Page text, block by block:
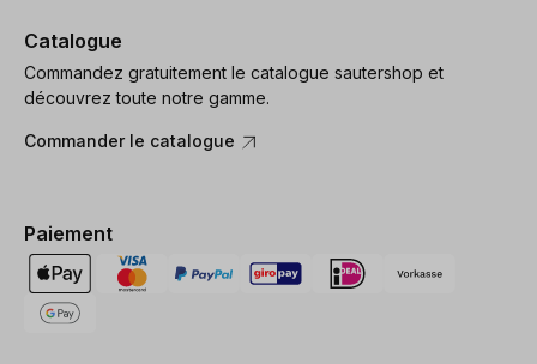
Catalogue
Commandez gratuitement le catalogue sautershop et
découvrez toute notre gamme.
Commander le catalogue
Paiement